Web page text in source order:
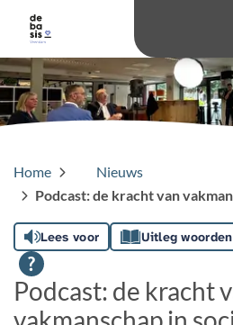
overslaan
Home
Nieuws
Podcast: de kracht van
Lees voor Uitleg woorden
Podcast: de kracht